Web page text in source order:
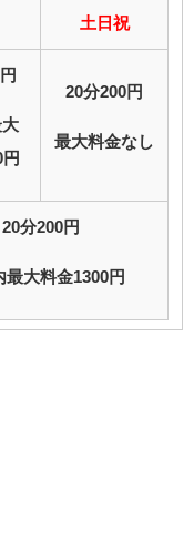
土日祝
大
20分200円
最大料金なし
20分200円
最大料金1300円